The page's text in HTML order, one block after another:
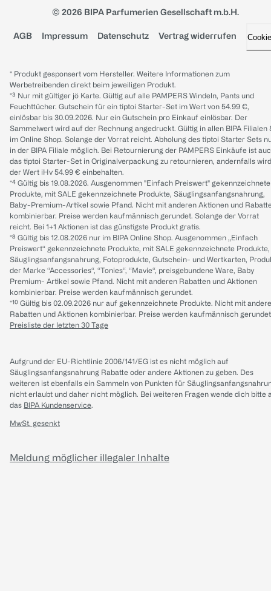
© 2026 BIPA Parfumerien Gesellschaft m.b.H.
AGB Impressum Datenschutz Vertrag widerrufen
* Produkt gesponsert vom Hersteller. Weitere Informationen zum
Werbetreibenden direkt beim jeweiligen Produkt.
*³ Nur mit gültiger jö Karte. Gültig auf alle PAMPERS Windeln, Pants und
Feuchttücher. Gutschein für ein tiptoi Starter-Set im Wert von 54.99 €,
einlösbar bis 30.09.2026. Nur ein Gutschein pro Einkauf einlösbar. Der
Sammelwert wird auf der Rechnung angedruckt. Gültig in allen BIPA Filialen
im Online Shop. Solange der Vorrat reicht. Abholung des tiptoi Starter Sets
in der BIPA Filiale möglich. Bei Retournierung der PAMPERS Einkäufe ist
das tiptoi Starter-Set in Originalverpackung zu retournieren, andernfalls wird
der Wert iHv 54.99 € einbehalten.
*⁴ Gültig bis 19.08.2026. Ausgenommen "Einfach Preiswert" gekennzeichnete
Produkte, mit SALE gekennzeichnete Produkte, Säuglingsanfangsnahrung,
Baby-Premium-Artikel sowie Pfand. Nicht mit anderen Aktionen und
kombinierbar. Preise werden kaufmännisch gerundet. Solange der Vorrat
reicht. Bei 1+1 Aktionen ist das günstigste Produkt gratis.
*⁸ Gültig bis 12.08.2026 nur im BIPA Online Shop. Ausgenommen „Einfach
Preiswert“ gekennzeichnete Produkte, mit SALE gekennzeichnete Produkte,
Säuglingsanfangsnahrung, Fotoprodukte, Gutschein- und Wertkarten,
der Marke “Accessories“, “Tonies“, “Mavie“, preisgebundene Ware, Baby
Premium- Artikel sowie Pfand. Nicht mit anderen Rabatten und Aktionen
kombinierbar. Preise werden kaufmännisch gerundet.
*¹⁰ Gültig bis 02.09.2026 nur auf gekennzeichnete Produkte. Nicht mit
Rabatten und Aktionen kombinierbar. Preise werden kaufmännisch
Preisliste der letzten 30 Tage
Aufgrund der EU-Richtlinie 2006/141/EG ist es nicht möglich auf
Säuglingsanfangsnahrung Rabatte oder andere Aktionen zu geben. Des
weiteren ist ebenfalls ein Sammeln von Punkten für
nicht erlaubt und daher nicht möglich. Bei weiteren Fragen wende dich bitte
das BIPA Kundenservice.
MwSt. gesenkt
Meldung möglicher illegaler Inhalte